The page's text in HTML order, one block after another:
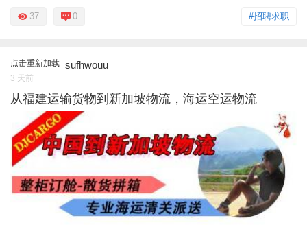
#招聘求职
37 0
点击重新加载 sufhwouu
3 天前
从福建运输货物到新加坡物流，海运空运物流